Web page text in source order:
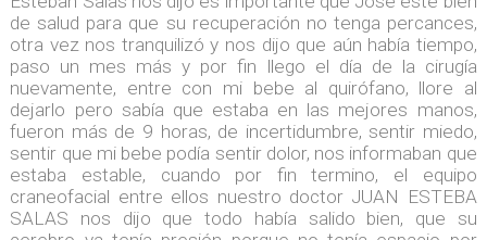
de salud para que su recuperación no tenga percances,
otra vez nos tranquilizó y nos dijo que aún había tiempo,
paso un mes más y por fin llego el día de la cirugía
nuevamente, entre con mi bebe al quirófano, llore al
dejarlo pero sabía que estaba en las mejores manos,
fueron más de 9 horas, de incertidumbre, sentir miedo,
sentir que mi bebe podía sentir dolor, nos informaban que
estaba estable, cuando por fin termino, el equipo
craneofacial entre ellos nuestro doctor JUAN ESTEBA
SALAS nos dijo que todo había salido bien, que su